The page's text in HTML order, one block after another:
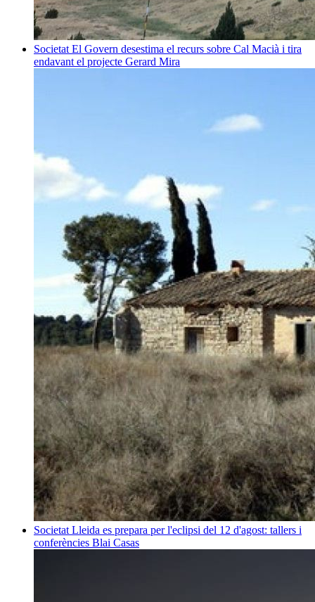
Societat El Govern desestima el recurs sobre Cal Macià i tira
endavant el projecte Gerard Mira
Societat Lleida es prepara per l'eclipsi del 12 d'agost: tallers i
conferències Blai Casas